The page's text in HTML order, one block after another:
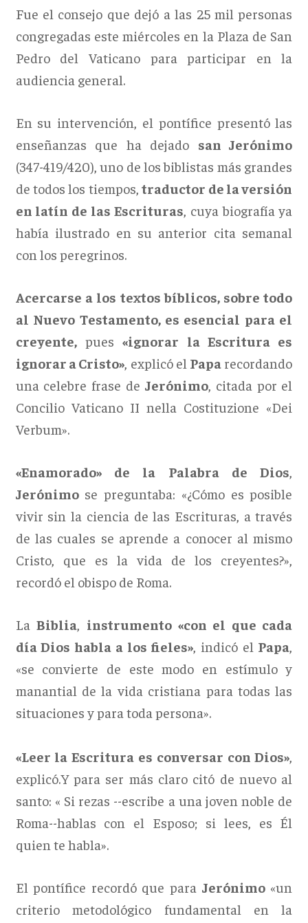
Fue el consejo que dejó a las 25 mil personas
congregadas este miércoles en la Plaza de San
Pedro del Vaticano para participar en la
audiencia general.
En su intervención, el pontífice presentó las
enseñanzas que ha dejado san Jerónimo
(347-419/420), uno de los biblistas más grandes
de todos los tiempos,traductor de la versión
en latín de las Escrituras, cuya biografía ya
había ilustrado en su anterior cita semanal
con los peregrinos.
Acercarse a los textos bíblicos, sobre todo
al Nuevo Testamento, es esencial para el
creyente,pues«ignorar la Escritura es
ignorar a Cristo», explicó el Papa recordando
una celebre frase de Jerónimo, citada por el
Concilio Vaticano II nella Costituzione «Dei
Verbum».
«Enamorado» de la Palabra de Dios,
Jerónimose preguntaba: «¿Cómo es posible
vivir sin la ciencia de las Escrituras, a través
de las cuales se aprende a conocer al mismo
Cristo, que es la vida de los creyentes?»,
recordó el obispo de Roma.
LaBiblia, instrumento «con el que cada
día Dios habla a los fieles», indicó el Papa,
«se convierte de este modo en estímulo y
manantial de la vida cristiana para todas las
situaciones y para toda persona».
«Leer la Escritura es conversar con Dios»,
explicó.Y para ser más claro citó de nuevo al
santo: « Si rezas --escribe a una joven noble de
Roma--hablas con el Esposo; si lees, es Él
quien te habla».
El pontífice recordó que para Jerónimo«un
criterio metodológico fundamental en la